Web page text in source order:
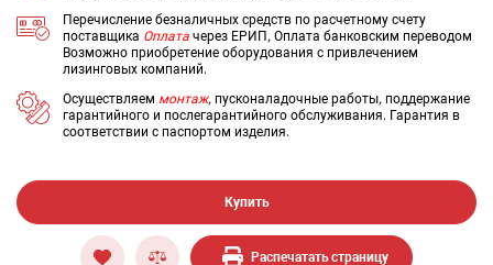
Перечисление безналичных средств по расчетному счету
поставщика Оплата через ЕРИП, Оплата банковским переводом
Возможно приобретение оборудования с привлечением
лизинговых компаний.
Осуществляем монтаж, пусконаладочные работы, поддержание
гарантийного и послегарантийного обслуживания. Гарантия в
соответствии с паспортом изделия.
Купить
Распечатать страницу